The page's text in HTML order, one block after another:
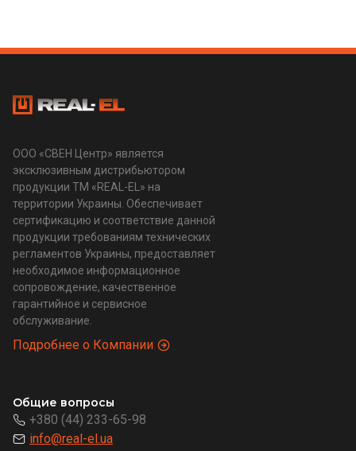
ООО «СВЕН Центр» является
эксклюзивным дистрибьютором
продукции ТМ «REAL-EL» на
территории Украины. Обеспечивает
сертификацию и соответствие данной
продукции требованиям технических
регламентов Украины, предоставляет
необходимое информационное
сопровождение, качественное
гарантийное и сервисное
обслуживание.
Подробнее о Компании
Общие вопросы
+380 (44) 233-65-98
info@real-el.ua